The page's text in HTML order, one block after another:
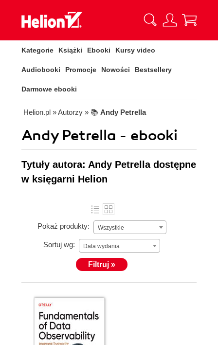
Kategorie Książki Ebooki Kursy video
Audiobooki Promocje Nowości Bestsellery
Darmowe ebooki
Helion.pl » Autorzy » 📚 Andy Petrella
Andy Petrella - ebooki
Tytuły autora: Andy Petrella dostępne
w księgarni Helion
Pokaż produkty: Wszystkie
Sortuj wg: Data wydania
Filtruj »